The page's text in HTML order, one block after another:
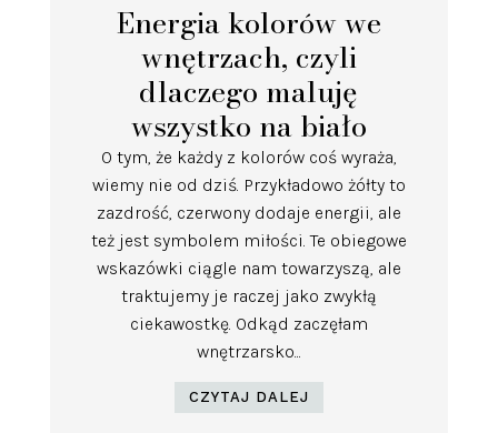
Energia kolorów we
wnętrzach, czyli
dlaczego maluję
wszystko na biało
O tym, że każdy z kolorów coś wyraża,
wiemy nie od dziś. Przykładowo żółty to
zazdrość, czerwony dodaje energii, ale
też jest symbolem miłości. Te obiegowe
wskazówki ciągle nam towarzyszą, ale
traktujemy je raczej jako zwykłą
ciekawostkę. Odkąd zaczęłam
wnętrzarsko...
CZYTAJ DALEJ